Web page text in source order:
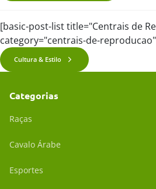
[basic-post-list title="Centrais de
category="centrais-de-
Cultura & Estilo
Categorias
Raças
Cavalo Árabe
Esportes